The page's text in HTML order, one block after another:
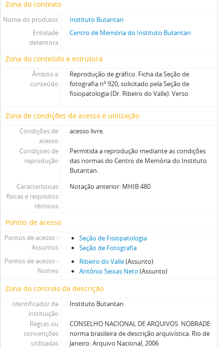
Zona do contexto
Nome do produtor
Instituto Butantan
Entidade
detentora
Centro de Memória do Instituto Butantan
Zona do conteúdo e estrutura
Âmbito e
conteúdo
Reprodução de gráfico. Ficha da Seção de
fotografia nº 920, solicitado pela Seção de
fisiopatologia (Dr. Ribeiro do Valle). Verso
Zona de condições de acesso e utilização
Condições de
acesso
acesso livre.
Condiçoes de
reprodução
Permitida a reprodução mediante as condições
das normas do Centro de Memória do Instituto
Butantan.
Características
físicas e requisitos
técnicos
Notação anterior: MHIB 480
Pontos de acesso
Pontos de acesso -
Assuntos
Seção de Fisiopatologia
Seção de Fotografia
Pontos de acesso -
Nomes
Ribeiro do Valle(Assunto)
Antônio Seixas Neto (Assunto)
Zona do controlo da descrição
Identificador da
instituição
Instituto Butantan
Regras ou
convenções
utilizadas
CONSELHO NACIONAL DE ARQUIVOS. NOBRADE:
norma brasileira de descrição arquivística. Rio de
Janeiro: Arquivo Nacional, 2006